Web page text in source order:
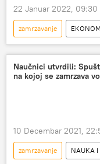
22 Januar 2022, 09:30
zamrzavanje
cene
Srbija –
Naučnici utvrdili:
na kojoj se zamrzava
10 Decembar 2021,
zamrzavanje NAUKA